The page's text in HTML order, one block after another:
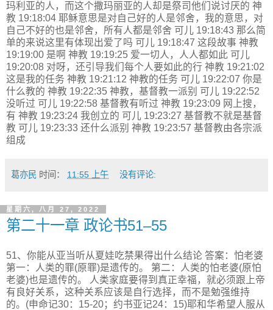
玛利亚的人，而这个撒玛丽亚的人却是祭司他们说讨厌的 神
教 19:18:04 耶稣意思是对自己好的人是邻舍，我的意思，对
自己不好的也是邻舍，所有人都是邻舍 可儿 19:18:43 那么简
单的来说这里有体现出爱了吗 可儿 19:18:47 这段故事 神教
19:19:00 是啊 神教 19:19:25 爱一切人，人人都如此 可儿
19:20:08 对呀，还引导我们每个人要如此的行 神教 19:21:02
这是我的任务 神教 19:21:12 神教的任务 可儿 19:22:07 你是
什么教的 神教 19:22:35 神教，基督教一派别 可儿 19:22:52
没听过 可儿 19:22:58 基督教有听过 神教 19:23:09 网上搜，
有 神教 19:23:24 我创立的 可儿 19:23:27 基督教不就是基督
教 可儿 19:23:33 还什么派别 神教 19:23:57 基督教由各宗派
组成
葛亦民 时间： 11:55 上午 没有评论:
星期六, 八月 27, 2022
第二十一章 政论书51–55
51、你能从亚当听从夏娃吃禁果得出什么结论 答案：怕老婆
第一：人类的罪(原罪)是遗传的。 第二：人类的怕老婆(原怕
老婆)也是遗传的。 人类家庭要得到真正幸福，就必须跟上帝
有良好关系，这种关系应该是自行选择，而不是勉强维持
的。(申命记30：15-20；约书亚记24：15)耶和华希望人服从